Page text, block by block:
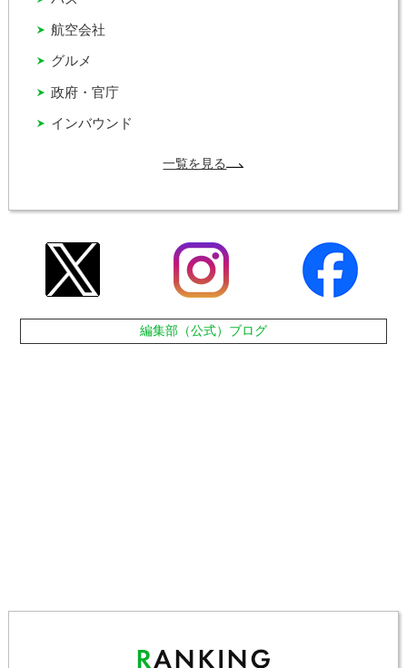
インバウンド
グルメ
政府・官庁
航空会社
一覧を見る
編集部（公式）ブログ